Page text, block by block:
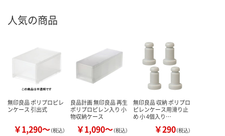
人気の商品
無印良品 ポリプロピレ
ンケース 引出式
￥1,290～（税込）
良品計画 無印良品 再生
ポリプロピレン入り 小
物収納ケース
￥1,090～（税込）
無印良品 収納 ポリプロ
ピレンケース用滑り止
め 小 4個入り…
￥290（税込）